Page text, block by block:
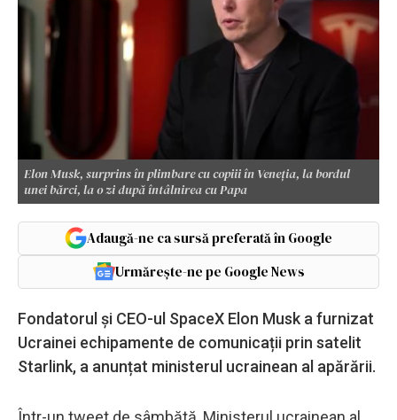
Elon Musk, surprins în plimbare cu copiii în Veneția, la bordul
unei bărci, la o zi după întâlnirea cu Papa
Adaugă-ne ca sursă preferată în Google
Urmărește-ne pe Google News
Fondatorul și CEO-ul SpaceX Elon Musk a furnizat
Ucrainei echipamente de comunicații prin satelit
Starlink, a anunțat ministerul ucrainean al apărării.